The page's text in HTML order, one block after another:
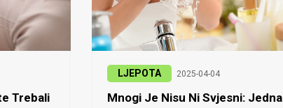
Trebali
LJEPOTA 2025-04-04
Mnogi Je Nisu Ni Svjesni: Jedna